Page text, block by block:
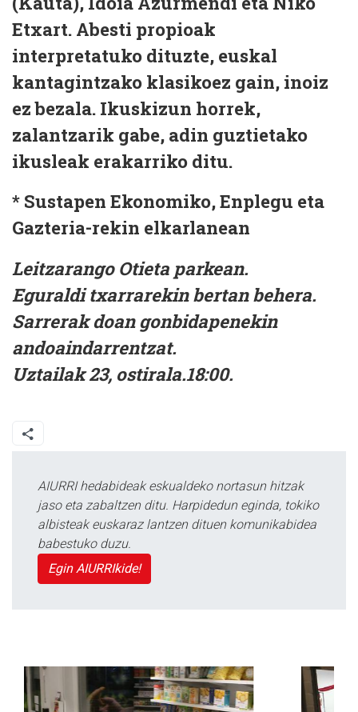
Etxart. Abesti propioak
interpretatuko dituzte, euskal
kantagintzako klasikoez gain, inoiz
ez bezala. Ikuskizun horrek,
zalantzarik gabe, adin guztietako
ikusleak erakarriko ditu.
* Sustapen Ekonomiko, Enplegu eta
Gazteria-rekin elkarlanean
Leitzarango Otieta parkean.
Eguraldi txarrarekin bertan behera.
Sarrerak doan gonbidapenekin
andoaindarrentzat.
Uztailak 23, ostirala.18:00.
AIURRI hedabideak eskualdeko nortasun hitzak
jaso eta zabaltzen ditu. Harpidedun eginda, tokiko
albisteak euskaraz lantzen dituen komunikabidea
babestuko duzu.
Egin AIURRIkide!